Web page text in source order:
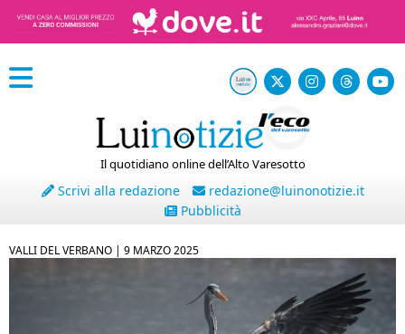
Il quotidiano online dell’Alto Varesotto
Scrivi alla redazione
redazione@luinonotizie.it
Pubblicità
VALLI DEL VERBANO | 9 MARZO 2025